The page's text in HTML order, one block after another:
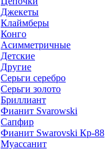
Джекеты
Клаймберы
Конго
Асимметричные
Детские
Другие
Серьги серебро
Серьги золото
Бриллиант
Фианит Svarowski
Сапфир
Фианит Swarovski Кр-88
Муассанит